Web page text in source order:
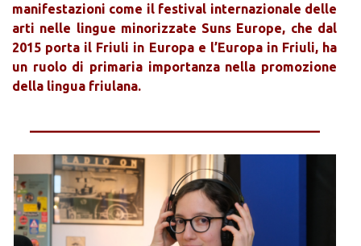
manifestazioni come il festival internazionale delle
arti nelle lingue minorizzate Suns Europe, che dal
2015 porta il Friuli in Europa e l’Europa in Friuli, ha
un ruolo di primaria importanza nella promozione
della lingua friulana.